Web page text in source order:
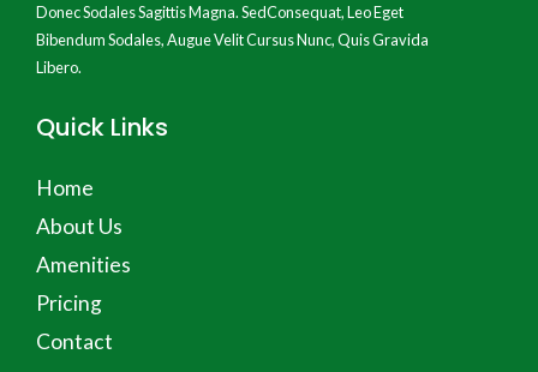
Donec Sodales Sagittis Magna. SedConsequat, Leo Eget
Bibendum Sodales, Augue Velit Cursus Nunc, Quis Gravida
Libero.
Quick Links
Home
About Us
Amenities
Pricing
Contact